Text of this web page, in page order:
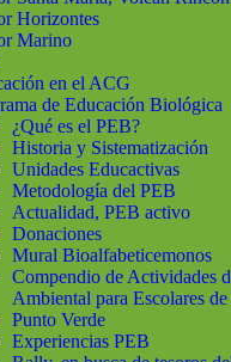
Horizontes
Marino
en el ACG
de Educación Biológica
¿Qué es el PEB?
Historia y Sistematización
Unidades Educactivas
Metodología del PEB
Actualidad, PEB activo
Donaciones
Mural Bioalfabeticemonos
Compendio de Actividades
Ambiental para Escolares
Punto Verde
Experiencias PEB